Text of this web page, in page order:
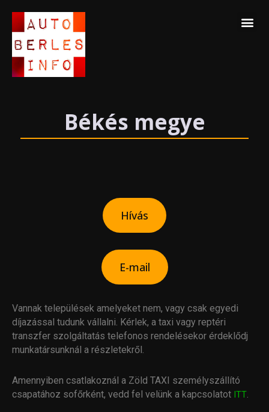
content
Békés megye
Hívás
E-mail
Vannak települések amelyeket nem, vagy csak egyedi
díjazással tudunk vállalni. Kérlek, a taxi vagy reptéri
transzfer szolgáltatás telefonos rendelésekor érdeklődj
munkatársunknál a részletekről.
Amennyiben csatlakoznál a Zöld TAXI személyszállító
csapatához sofőrként, vedd fel velünk a kapcsolatot ITT.